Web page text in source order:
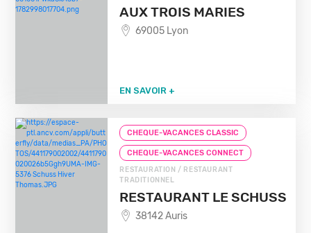
AUX TROIS MARIES
69005 Lyon
EN SAVOIR +
CHEQUE-VACANCES CLASSIC
CHEQUE-VACANCES CONNECT
RESTAURATION / RESTAURANT
TRADITIONNEL
RESTAURANT LE SCHUSS
38142 Auris